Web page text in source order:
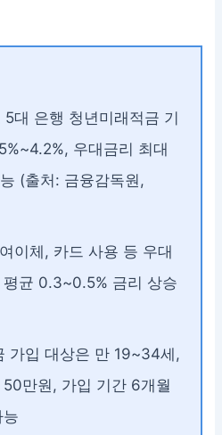
대 은행 청년미래적금 기
우대금리 최대
(출처: 금융감독원,
이체, 카드 사용 등 우대
평균 0.3~0.5% 금리 상승
가입 대상은 만 19~34세,
만원, 가입 기간 6개월